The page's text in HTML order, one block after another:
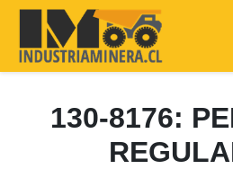
130-8176: